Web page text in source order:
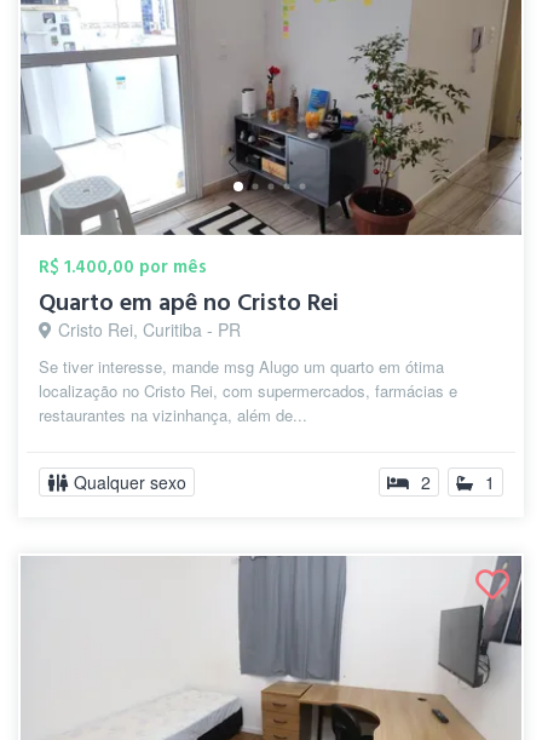
R$ 1.400,00 por mês
Quarto em apê no Cristo Rei
Cristo Rei, Curitiba - PR
Se tiver interesse, mande msg Alugo um quarto em ótima
localização no Cristo Rei, com supermercados, farmácias e
restaurantes na vizinhança, além de...
Qualquer sexo 2 1